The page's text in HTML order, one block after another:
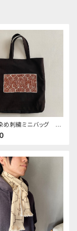
め刺繍ミニバッグ 2
ピボ族の泥染め刺